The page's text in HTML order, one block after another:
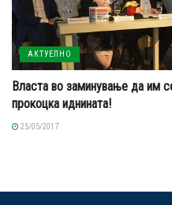
АКТУЕЛНО
Власта во заминување да им
прокоцка иднината!
25/05/2017